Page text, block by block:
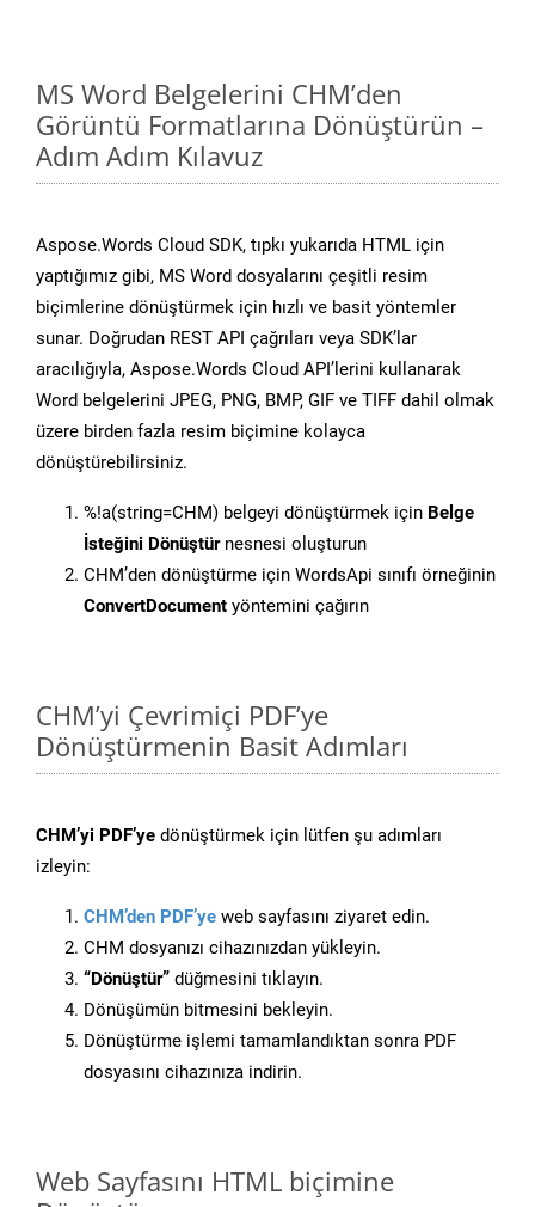
MS Word Belgelerini CHM’den
Görüntü Formatlarına Dönüştürün –
Adım Adım Kılavuz
Aspose.Words Cloud SDK, tıpkı yukarıda HTML için
yaptığımız gibi, MS Word dosyalarını çeşitli resim
biçimlerine dönüştürmek için hızlı ve basit yöntemler
sunar. Doğrudan REST API çağrıları veya SDK’lar
aracılığıyla, Aspose.Words Cloud API’lerini kullanarak
Word belgelerini JPEG, PNG, BMP, GIF ve TIFF dahil olmak
üzere birden fazla resim biçimine kolayca
dönüştürebilirsiniz.
%!a(string=CHM) belgeyi dönüştürmek için Belge
İsteğini Dönüştürnesnesi oluşturun
CHM’den dönüştürme için WordsApi sınıfı örneğinin
ConvertDocument yöntemini çağırın
CHM’yi Çevrimiçi PDF’ye
Dönüştürmenin Basit Adımları
CHM’yi PDF’ye dönüştürmek için lütfen şu adımları
izleyin:
CHM’den PDF’ye web sayfasını ziyaret edin.
CHM dosyanızı cihazınızdan yükleyin.
“Dönüştür” düğmesini tıklayın.
Dönüşümün bitmesini bekleyin.
Dönüştürme işlemi tamamlandıktan sonra PDF
dosyasını cihazınıza indirin.
Web Sayfasını HTML biçimine